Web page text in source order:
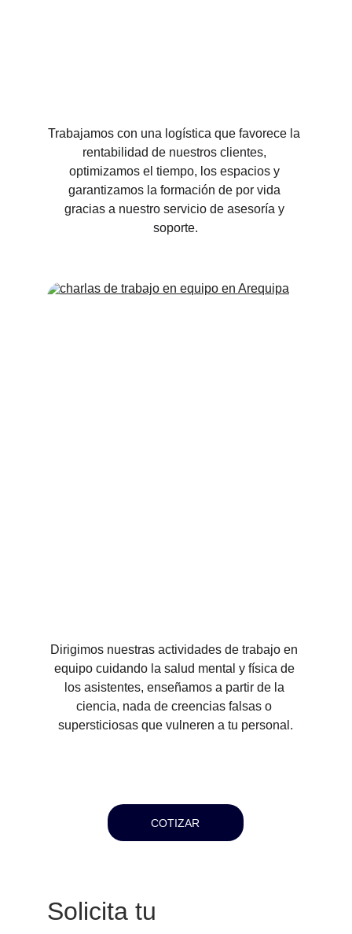
COTIZAR
Trabajamos con una logística que favorece la
rentabilidad de nuestros clientes,
optimizamos el tiempo, los espacios y
garantizamos la formación de por vida
gracias a nuestro servicio de asesoría y
soporte.
Dirigimos nuestras actividades de trabajo en
equipo cuidando la salud mental y física de
los asistentes, enseñamos a partir de la
ciencia, nada de creencias falsas o
supersticiosas que vulneren a tu personal.
Solicita tu